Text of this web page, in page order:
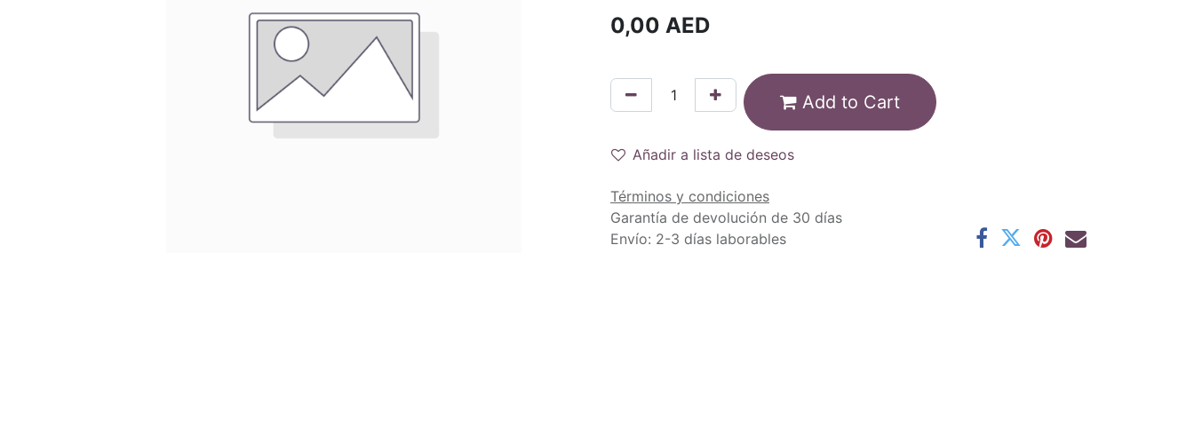
0,00 AED
Add to Cart
Añadir a lista de deseos
Términos y condiciones
Garantía de devolución de 30 días
Envío: 2-3 días laborables